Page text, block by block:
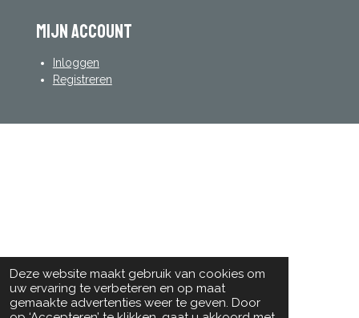
Deze website maakt gebruik van cookies om
uw ervaring te verbeteren en op maat
gemaakte advertenties weer te geven. Door
mijn account
Inloggen
Registreren